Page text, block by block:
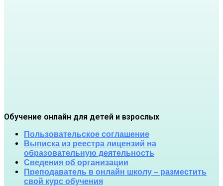
Обучение онлайн для детей и взрослых
Пользовательское соглашение
Выписка из реестра лицензий на
образовательную деятельность
Сведения об организации
Преподаватель в онлайн школу – разместить
свой курс обучения